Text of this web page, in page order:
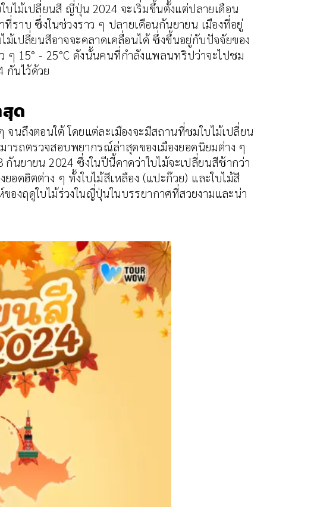
บไม้เปลี่ยนสี ญี่ปุ่น 2024 จะเริ่มขึ้นตั้งแต่ปลายเดือน
ราบ ซึ่งในช่วงราว ๆ ปลายเดือนกันยายน เมืองที่อยู่
ม้เปลี่ยนสีอาจจะคลาดเคลื่อนได้ ซึ่งขึ้นอยู่กับปัจจัยของ
15° - 25°C ดังนั้นคนที่กำลังแพลนทริปว่าจะไปชม
กันไว้ด้วย
ด
นถึงตอนใต้ โดยแต่ละเมืองจะมีสถานที่ชมใบไม้เปลี่ยน
รถตรวจสอบพยากรณ์ล่าสุดของเมืองยอดนิยมต่าง ๆ
กันยายน 2024 ซึ่งในปีนี้คาดว่าใบไม้จะเปลี่ยนสีช้ากว่า
ดฮิตต่าง ๆ ทั้งใบไม้สีเหลือง (แปะก๊วย) และใบไม้สี
องฤดูใบไม้ร่วงในญี่ปุ่นในบรรยากาศที่สวยงามและน่า